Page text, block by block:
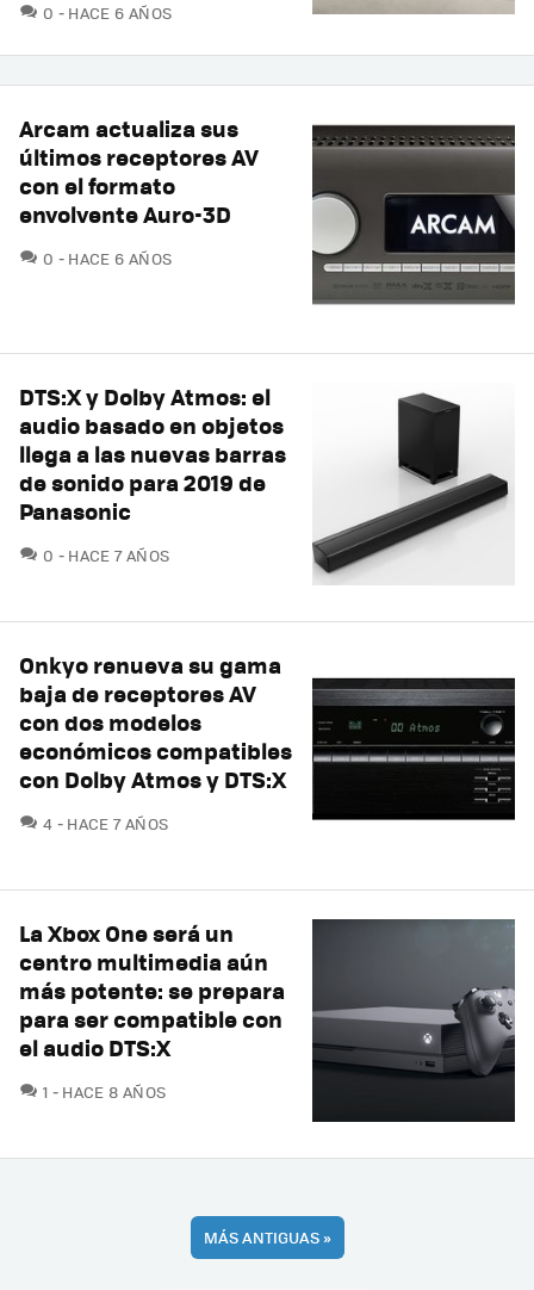
0 COMENTARIOS
HACE 6 AÑOS
Arcam actualiza sus
últimos receptores AV
con el formato
envolvente Auro-3D
0 COMENTARIOS
HACE 6 AÑOS
DTS:X y Dolby Atmos: el
audio basado en objetos
llega a las nuevas barras
de sonido para 2019 de
Panasonic
0 COMENTARIOS
HACE 7 AÑOS
Onkyo renueva su gama
baja de receptores AV
con dos modelos
económicos compatibles
con Dolby Atmos y DTS:X
4 COMENTARIOS
HACE 7 AÑOS
La Xbox One será un
centro multimedia aún
más potente: se prepara
para ser compatible con
el audio DTS:X
1 COMENTARIOS
HACE 8 AÑOS
MÁS ANTIGUAS»